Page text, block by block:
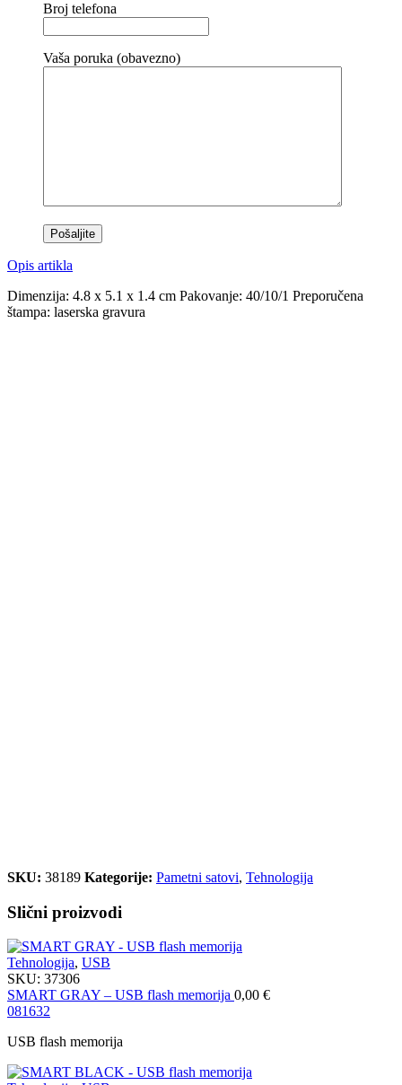
Broj telefona
Vaša poruka (obavezno)
Opis artikla
Dimenzija: 4.8 x 5.1 x 1.4 cm Pakovanje: 40/10/1 Preporučena
štampa: laserska gravura
SKU: 38189 Kategorije: Pametni satovi, Tehnologija
Slični proizvodi
Tehnologija, USB
SKU: 37306
SMART GRAY – USB flash memorija 0,00 €
081632
USB flash memorija